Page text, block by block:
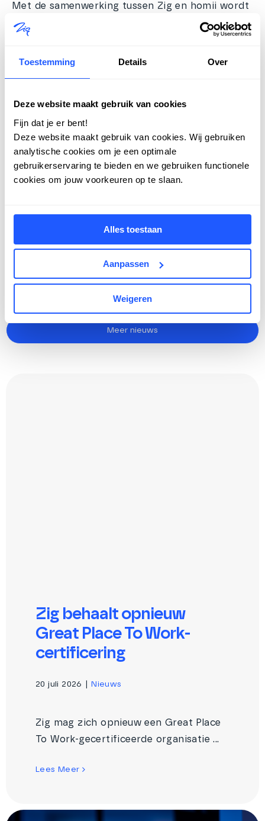
Toestemming Details Over
Deze website maakt gebruik van cookies
Fijn dat je er bent!
Deze website maakt gebruik van cookies. Wij gebruiken
analytische cookies om je een optimale
gebruikerservaring te bieden en we gebruiken functionele
cookies om jouw voorkeuren op te slaan.
Alles toestaan
Aanpassen
Weigeren
Met de samenwerking tussen Zig en homii wordt
het jaarlijkse servicekostenhoofdpijndossier
eindelijk verleden tijd. Corporaties krijgen
En dat sluit naadloos aan bij onze missie: wonen
09 september 2025
Laatste nieuws al gelezen?
Meer nieuws
Zig behaalt opnieuw
Great Place To Work-
certificering
20 juli 2026 Nieuws
Zig mag zich opnieuw een Great Place
To Work-gecertificeerde organisatie ...
Lees Meer